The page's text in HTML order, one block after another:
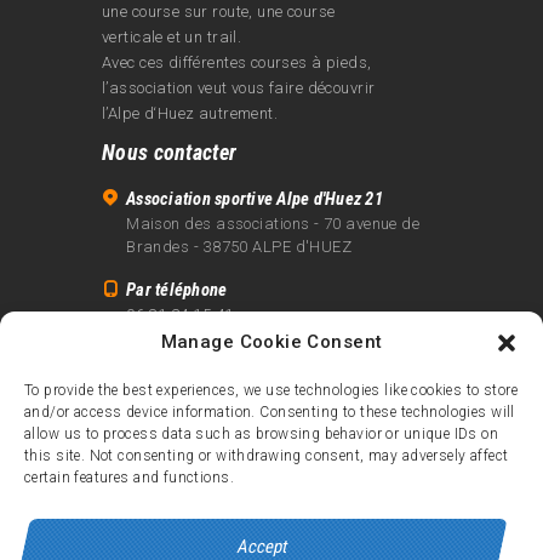
Manage Cookie Consent
To provide the best experiences, we use technologies like cookies to store
and/or access device information. Consenting to these technologies will
allow us to process data such as browsing behavior or unique IDs on
this site. Not consenting or withdrawing consent, may adversely affect
certain features and functions.
Accept
une course sur route, une course
verticale et un trail.
Avec ces différentes courses à pieds,
l’association veut vous faire découvrir
l’Alpe d‘Huez autrement.
Nous contacter
Association sportive Alpe d'Huez 21
Maison des associations - 70 avenue de
Brandes - 38750 ALPE d'HUEZ
Par téléphone
06 81 24 15 41
info@alpe21.fr
Mentions légales
Contact
crédits